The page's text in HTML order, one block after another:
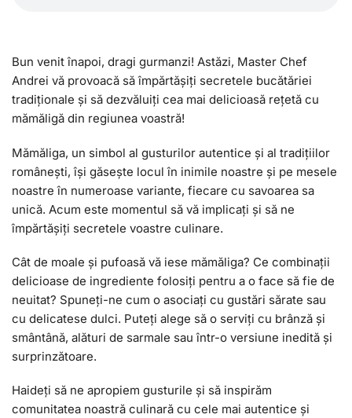
Bun venit înapoi, dragi gurmanzi! Astăzi, Master Chef
Andrei vă provoacă să împărtășiți secretele bucătăriei
tradiționale și să dezvăluiți cea mai delicioasă rețetă cu
mămăligă din regiunea voastră!
Mămăliga, un simbol al gusturilor autentice și al tradițiilor
românești, își găsește locul în inimile noastre și pe mesele
noastre în numeroase variante, fiecare cu savoarea sa
unică. Acum este momentul să vă implicați și să ne
împărtășiți secretele voastre culinare.
Cât de moale și pufoasă vă iese mămăliga? Ce combinații
delicioase de ingrediente folosiți pentru a o face să fie de
neuitat? Spuneți-ne cum o asociați cu gustări sărate sau
cu delicatese dulci. Puteți alege să o serviți cu brânză și
smântână, alături de sarmale sau într-o versiune inedită și
surprinzătoare.
Haideți să ne apropiem gusturile și să inspirăm
comunitatea noastră culinară cu cele mai autentice și